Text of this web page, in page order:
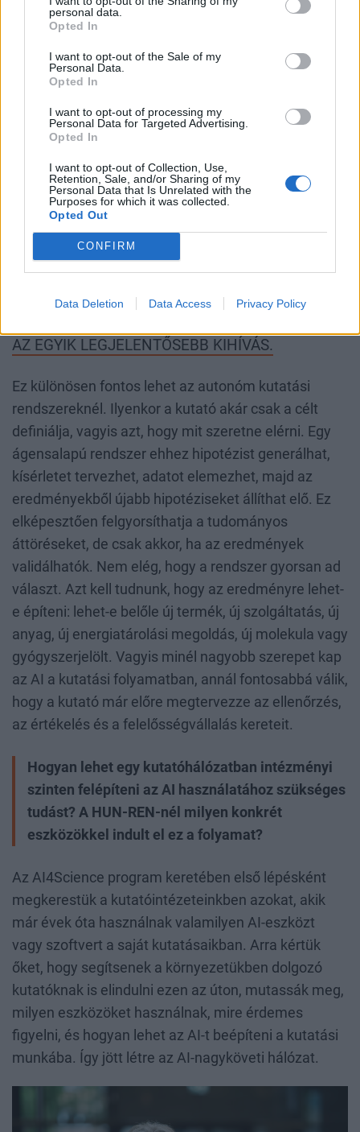
personal data.
Opted In
I want to opt-out of the Sale of my
Personal Data.
Opted In
I want to opt-out of processing my
Personal Data for Targeted Advertising.
Opted In
I want to opt-out of Collection, Use,
Retention, Sale, and/or Sharing of my
Personal Data that Is Unrelated with the
Purposes for which it was collected.
Opted Out
CONFIRM
Data Deletion Data Access Privacy Policy
Nagyon sok eszköz van már, amit használhatunk,
különösen akkor, ha autonóm rendszerekben
gondolkodunk. De a legnagyobb probléma mindig
az, hogy ki validálja az eredményt. Honnan tudom,
workflow előállított, az jó? Előrevisz, vagy csak egy
használhatatlan adathalmazt kaptam? Éppen ezért
már a kutatás megtervezésekor végig kell gondolni,
hogyan fogjuk ellenőrizni az AI által támogatott
folyamat eredményét. Meg kell tervezni azokat a
teszteket, próbákat és validációs pontokat, amelyek
alapján eldönthető, hogy az eredmény megbízható-
AZ EGYIK LEGJELENTŐSEBB KIHÍVÁS.
Ez különösen fontos lehet az autonóm kutatási
rendszereknél. Ilyenkor a kutató akár csak a célt
definiálja, vagyis azt, hogy mit szeretne elérni. Egy
ágensalapú rendszer ehhez hipotézist generálhat,
kísérletet tervezhet, adatot elemezhet, majd az
eredményekből újabb hipotéziseket állíthat elő. Ez
elképesztően felgyorsíthatja a tudományos
áttöréseket, de csak akkor, ha az eredmények
validálhatók. Nem elég, hogy a rendszer gyorsan ad
választ. Azt kell tudnunk, hogy az eredményre lehet-
e építeni: lehet-e belőle új termék, új szolgáltatás, új
anyag, új energiatárolási megoldás, új molekula vagy
gyógyszerjelölt. Vagyis minél nagyobb szerepet kap
az AI a kutatási folyamatban, annál fontosabbá válik,
hogy a kutató már előre megtervezze az ellenőrzés,
az értékelés és a felelősségvállalás kereteit.
Hogyan lehet egy kutatóhálózatban intézményi
szinten felépíteni az AI használatához szükséges
tudást? A HUN-REN-nél milyen konkrét
eszközökkel indult el ez a folyamat?
Az AI4Science program keretében első lépésként
megkerestük a kutatóintézeteinkben azokat, akik
már évek óta használnak valamilyen AI-eszközt
vagy szoftvert a saját kutatásaikban. Arra kértük
őket, hogy segítsenek a környezetükben dolgozó
kutatóknak is elindulni ezen az úton, mutassák meg,
milyen eszközöket használnak, mire érdemes
figyelni, és hogyan lehet az AI-t beépíteni a kutatási
munkába. Így jött létre az AI-nagyköveti hálózat.